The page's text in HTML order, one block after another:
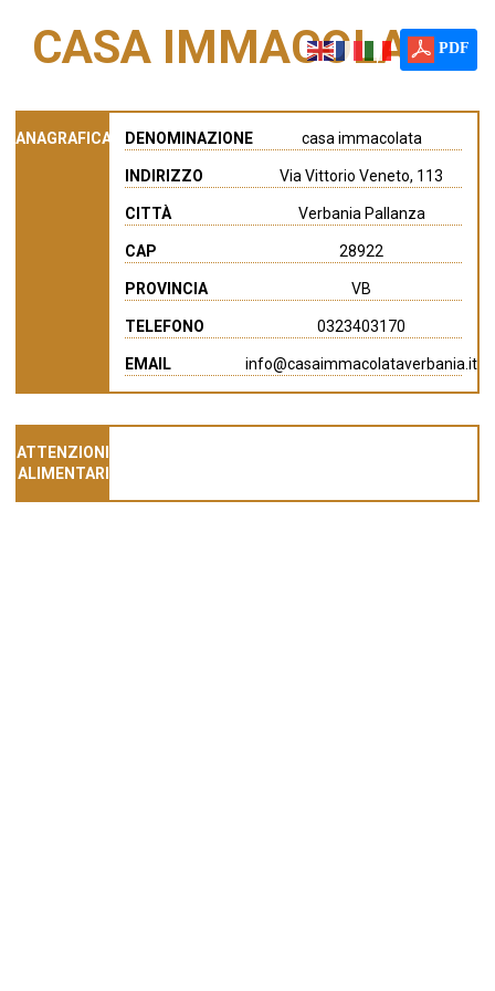
PDF
CASA IMMACOLATA
ANAGRAFICA DENOMINAZIONE casa immacolata
INDIRIZZO Via Vittorio Veneto, 113
CITTÀ Verbania Pallanza
CAP 28922
PROVINCIA VB
TELEFONO 0323403170
EMAIL info@casaimmacolataverbania.it
ATTENZIONI
ALIMENTARI